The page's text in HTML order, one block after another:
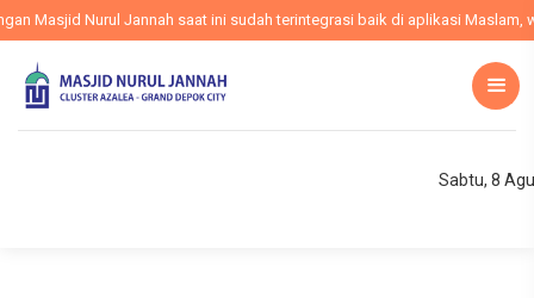
Masjid Nurul Jannah saat ini sudah terintegrasi baik di aplikasi Maslam,
Sabtu, 8